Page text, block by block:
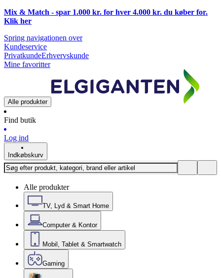
Mix & Match - spar 1.000 kr. for hver 4.000 kr. du køber for.
Klik her
Spring navigationen over
Kundeservice
PrivatkundeErhvervskunde
Mine favoritter
Alle produkter
Find butik
Log ind
Indkøbskurv
Alle produkter
TV, Lyd & Smart Home
Computer & Kontor
Mobil, Tablet & Smartwatch
Gaming